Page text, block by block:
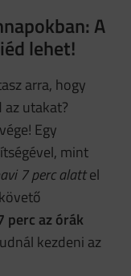
A
lehet!
arra, hogy
az utakat?
Egy
mint
7 perc alattel
perc az órák
kezdeni az